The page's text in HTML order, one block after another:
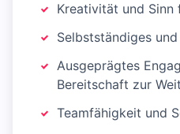
Kreativität und Sinn
Selbstständiges
Ausgeprägtes
Bereitschaft zur
Teamfähigkeit und